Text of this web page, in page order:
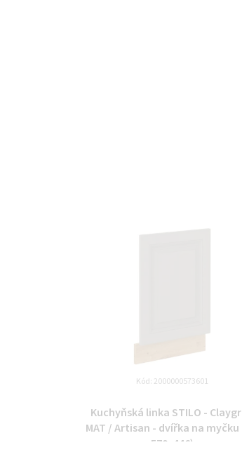
Kuchyňská linka STILO -
MAT / Artisan - dvířka na myčku
570x446)
Kód: 2000000573601